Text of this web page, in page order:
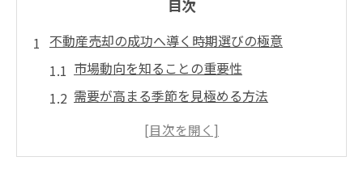
目次
不動産売却の成功へ導く時期選びの極意
市場動向を知ることの重要性
需要が高まる季節を見極める方法
不動産の価値を最大化するタイミング